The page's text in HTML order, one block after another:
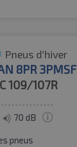
Pneus d'hiver
8PR 3PMSF
109/107R
70 dB
pneus